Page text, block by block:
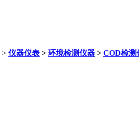
> 仪器仪表 > 环境检测仪器 > COD检测